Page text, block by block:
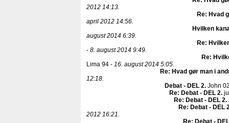
2012 14:13.
Re: Hvad
april 2012 14:56.
Hvilken
august 2014 6:39.
Re:
- 8. august 2014 9:49.
Re:
Lima 94 - 16. august 2014 5:05.
Re: Hvad gør man i
12:18.
Debat - DEL 2. John
Re: Debat - DEL 2.
Re: Debat - DEL 2.
Re: Debat - DEL
2012 16:21.
Re: Debat -